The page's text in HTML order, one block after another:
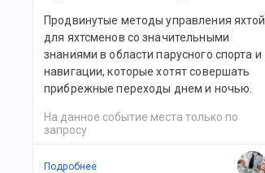
Продвинутые методы управления яхтой
для яхтсменов со значительными
знаниями в области парусного спорта и
навигации, которые хотят совершать
прибрежные переходы днем и ночью.
На данное событие места только по
запросу
Подробнее